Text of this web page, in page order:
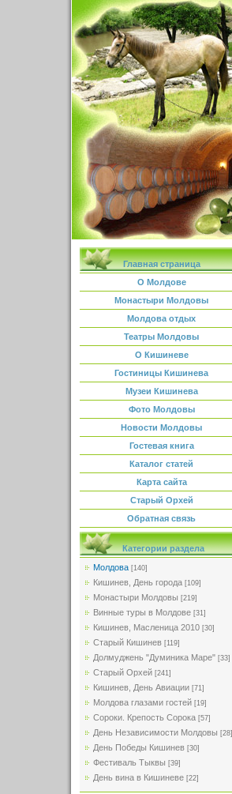
Главная страница
О Молдове
Монастыри Молдовы
Молдова отдых
Театры Молдовы
О Кишиневе
Гостиницы Кишинева
Музеи Кишинева
Фото Молдовы
Новости Молдовы
Гостевая книга
Каталог статей
Карта сайта
Старый Орхей
Обратная связь
Категории раздела
Молдова [140]
Кишинев, День города [109]
Монастыри Молдовы [219]
Винные туры в Молдове [31]
Кишинев, Масленица 2010 [30]
Старый Кишинев [119]
Долмуджень "Думиника Маре" [33]
Старый Орхей [241]
Кишинев, День Авиации [71]
Молдова глазами гостей [19]
Сороки. Крепость Сорока [57]
День Независимости Молдовы [28]
День Победы Кишинев [30]
Фестиваль Тыквы [39]
День вина в Кишиневе [22]